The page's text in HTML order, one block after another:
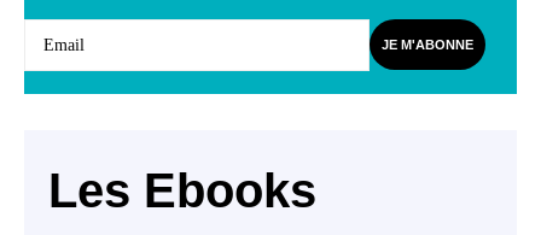
JE M'ABONNE
Les Ebooks